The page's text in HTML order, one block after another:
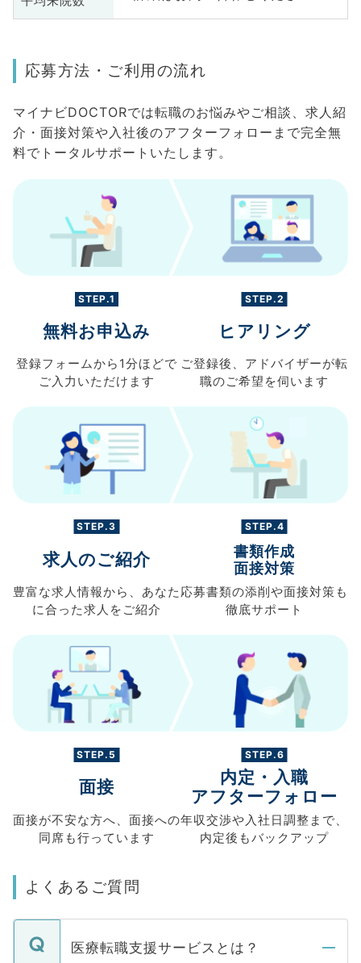
応募方法・ご利用の流れ
マイナビDOCTORでは転職のお悩みやご相談、求人紹
介・面接対策や入社後のアフターフォローまで完全無
料でトータルサポートいたします。
STEP.1
無料お申込み
登録フォームから 1分ほどで
ご入力 いただけます
STEP.2
ヒアリング
ご登録後、 アドバイザーが転
職のご希望を伺います
STEP.3
求人のご紹介
豊富な求人情報から、 あなた
に合った求人を ご紹介
STEP.4
書類作成
面接対策
応募書類の添削や面接対策も
徹底サポート
STEP.5
面接
面接が不安な方へ、 面接への
同席も行っています
STEP.6
内定・入職
アフターフォロー
年収交渉や 入社日調整まで、
内定後もバックアップ
よくあるご質問
医療転職支援サービスとは？